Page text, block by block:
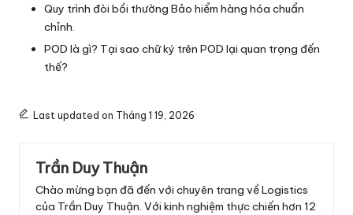
Quy trình đòi bồi thường Bảo hiểm hàng hóa chuẩn
chỉnh.
POD là gì? Tại sao chữ ký trên POD lại quan trọng đến
thế?
Last updated on Tháng 1 19, 2026
Trần Duy Thuận
Chào mừng bạn đã đến với chuyên trang về Logistics
của Trần Duy Thuận. Với kinh nghiệm thực chiến hơn 12